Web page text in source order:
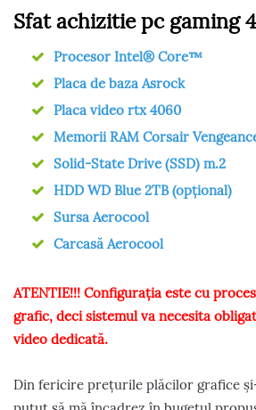
Sfat achizitie pc gaming
Procesor Intel® Core™
Placa de baza Asrock
Placa video rtx 4060
Memorii RAM Corsair
Solid-State Drive (SSD) m.2
HDD WD Blue 2TB (opțional)
Sursa Aerocool
Carcasă Aerocool
ATENTIE!!! Configurația este cu
grafic, deci sistemul va necesita
video dedicată.
Din fericire prețurile plăcilor grafice